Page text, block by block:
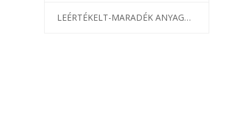
LEÉRTÉKELT-MARADÉK ANYAGOK